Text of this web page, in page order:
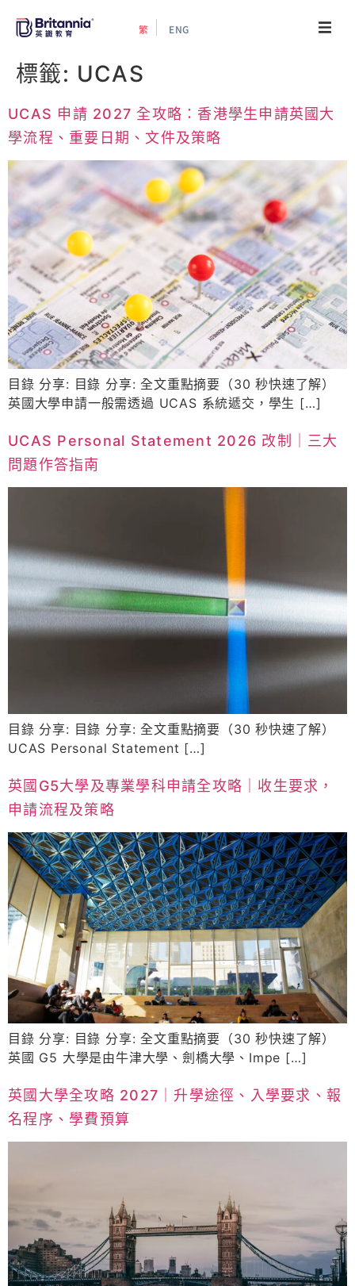
繁 ENG
關於我們
最新活動
升學資訊
增值服務
預約諮詢
標籤: UCAS
UCAS 申請 2027 全攻略：香港學生申請英國大
學流程、重要日期、文件及策略
目錄 分享: 目錄 分享: 全文重點摘要（30 秒快速了解）
英國大學申請一般需透過 UCAS 系統遞交，學生 […]
UCAS Personal Statement 2026 改制｜三大
問題作答指南
目錄 分享: 目錄 分享: 全文重點摘要（30 秒快速了解）
UCAS Personal Statement […]
英國G5大學及專業學科申請全攻略｜收生要求，
申請流程及策略
目錄 分享: 目錄 分享: 全文重點摘要（30 秒快速了解）
英國 G5 大學是由牛津大學、劍橋大學、Impe […]
英國大學全攻略 2027｜升學途徑、入學要求、報
名程序、學費預算